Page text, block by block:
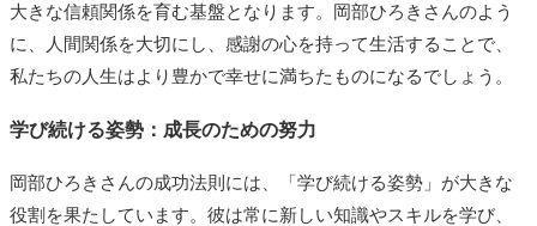
大きな信頼関係を育む基盤となります。岡部ひろきさんのよう
に、人間関係を大切にし、感謝の心を持って生活することで、
私たちの人生はより豊かで幸せに満ちたものになるでしょう。
学び続ける姿勢：成長のための努力
岡部ひろきさんの成功法則には、「学び続ける姿勢」が大きな
役割を果たしています。彼は常に新しい知識やスキルを学び、